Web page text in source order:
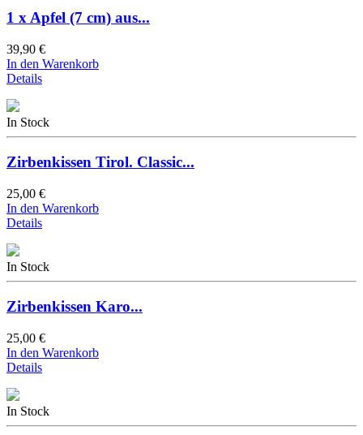
1 x Apfel (7 cm) aus...
39,90 €
In den Warenkorb
Details
In Stock
Zirbenkissen Tirol. Classic...
25,00 €
In den Warenkorb
Details
In Stock
Zirbenkissen Karo...
25,00 €
In den Warenkorb
Details
In Stock